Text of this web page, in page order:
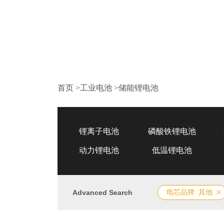
首页 >工业电池 >储能锂电池
锂离子电池 磷酸铁锂电池
动力锂电池 低温锂电池
Advanced Search 电芯品牌: 其他